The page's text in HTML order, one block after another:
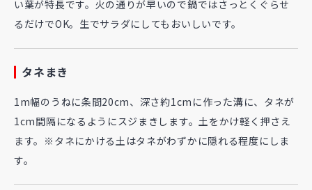
い葉が特長です。火の通りが早いので鍋ではさっとくぐらせ
るだけでOK。生でサラダにしてもおいしいです。
タネまき
1m幅のうねに条間20cm、深さ約1cmに作った溝に、タネが
1cm間隔になるようにスジまきします。土をかけ軽く押さえ
ます。※タネにかける土はタネがわずかに隠れる程度にしま
す。